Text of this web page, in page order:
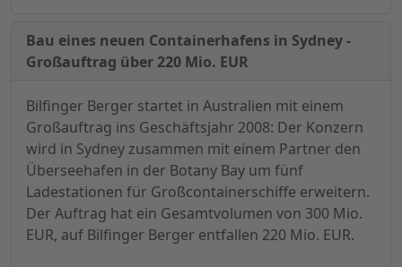
Bau eines neuen Containerhafens in Sydney -
Großauftrag über 220 Mio. EUR
Bilfinger Berger startet in Australien mit einem
Großauftrag ins Geschäftsjahr 2008: Der Konzern
wird in Sydney zusammen mit einem Partner den
Überseehafen in der Botany Bay um fünf
Ladestationen für Großcontainerschiffe erweitern.
Der Auftrag hat ein Gesamtvolumen von 300 Mio.
EUR, auf Bilfinger Berger entfallen 220 Mio. EUR.